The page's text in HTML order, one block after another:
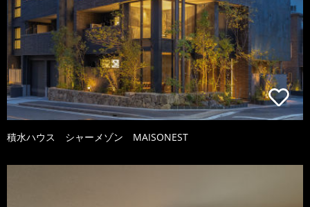
積水ハウス シャーメゾン MAISONEST